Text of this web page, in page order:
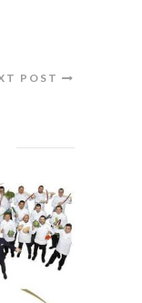
POST